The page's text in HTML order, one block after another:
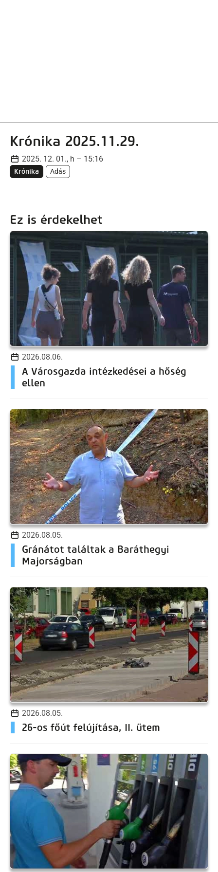
Krónika 2025.11.29.
2025. 12. 01., h – 15:16
Krónika Adás
Ez is érdekelhet
2026.08.06.
A Városgazda intézkedései a hőség
ellen
2026.08.05.
Gránátot találtak a Baráthegyi
Majorságban
2026.08.05.
26-os főút felújítása, II. ütem